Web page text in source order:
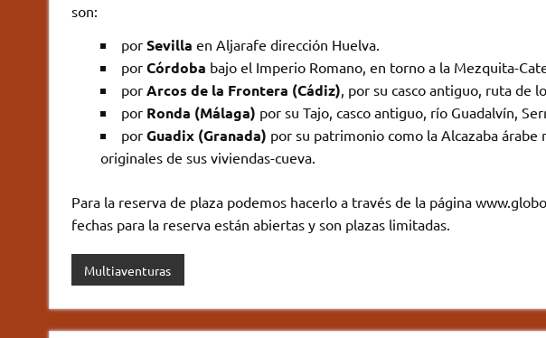
son:
porSevilla en Aljarafe dirección Huelva.
por Córdoba bajo el Imperio Romano, en torno a la Mezquita-
por Arcos de la Frontera (Cádiz) , por su casco antiguo, ruta de
por Ronda (Málaga) por su Tajo, casco antiguo, río Guadalvín,
porGuadix (Granada) por su patrimonio como la Alcazaba
originales de sus viviendas-cueva.
Para la reserva de plaza podemos hacerlo a través de la página
fechas para la reserva están abiertas y son plazas limitadas.
Multiaventuras